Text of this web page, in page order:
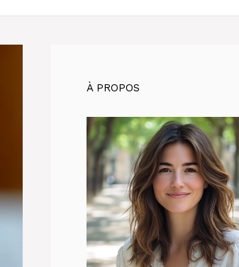
À PROPOS